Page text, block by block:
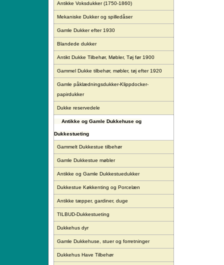
Antikke Voksdukker (1750-1860)
Mekaniske Dukker og spilledåser
Gamle Dukker efter 1930
Blandede dukker
Antikt Dukke Tilbehør, Møbler, Tøj før 1900
Gammel Dukke tilbehør, møbler, tøj efter 1920
Gamle påklædningsdukker-Klippdocker-
papirdukker
Dukke reservedele
Antikke og Gamle Dukkehuse og
Dukkestueting
Gammelt Dukkestue tilbehør
Gamle Dukkestue møbler
Antikke og Gamle Dukkestuedukker
Dukkestue Køkkenting og Porcelæn
Antikke tæpper, gardiner, duge
TILBUD-Dukkestueting
Dukkehus dyr
Gamle Dukkehuse, stuer og forretninger
Dukkehus Have Tilbehør